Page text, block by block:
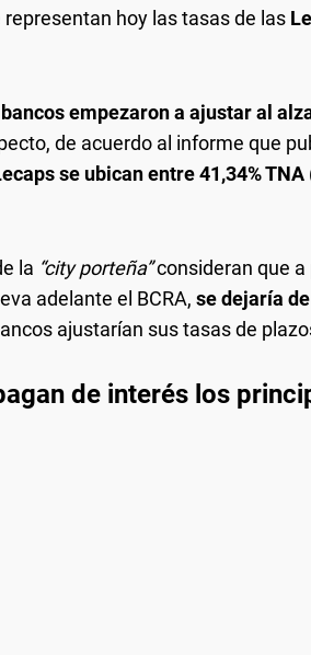
hoy las tasas de las
empezaron a ajustar al
de acuerdo al informe que
se ubican entre 41,34% TNA
la “city porteña”consideran que a
adelante el BCRA, se dejaría
ajustarían sus tasas de
de interés los